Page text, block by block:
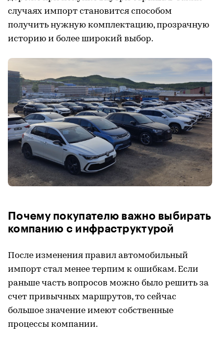
случаях импорт становится способом
получить нужную комплектацию, прозрачную
историю и более широкий выбор.
Почему покупателю важно выбирать
компанию с инфраструктурой
После изменения правил автомобильный
импорт стал менее терпим к ошибкам. Если
раньше часть вопросов можно было решить за
счет привычных маршрутов, то сейчас
большое значение имеют собственные
процессы компании.